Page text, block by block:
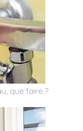
que faire ?